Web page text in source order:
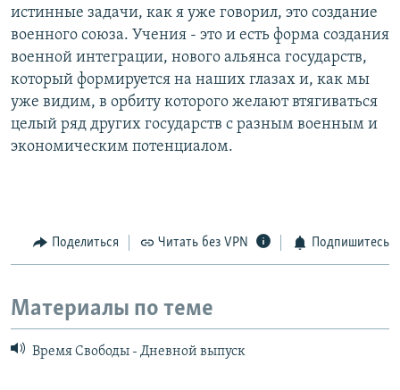
истинные задачи, как я уже говорил, это создание
военного союза. Учения - это и есть форма создания
военной интеграции, нового альянса государств,
который формируется на наших глазах и, как мы
уже видим, в орбиту которого желают втягиваться
целый ряд других государств с разным военным и
экономическим потенциалом.
Поделиться Читать без VPN Подпишитесь
Материалы по теме
Время Свободы - Дневной выпуск